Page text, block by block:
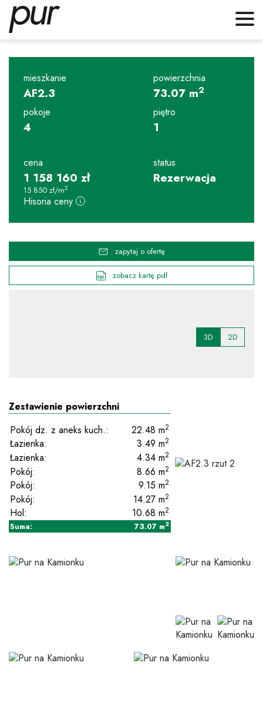
mieszkanie
AF2.3
powierzchnia
73.07 m2
pokoje
4
piętro
1
cena
1 158 160 zł
15 850 zł/m2
Hisoria ceny
status
Rezerwacja
zapytaj o ofertę
zobacz kartę pdf
3D 2D
Zestawienie powierzchni
Pokój dz. z aneks kuch.:
22.48m2
Łazienka: 3.49m2
Łazienka: 4.34m2
Pokój: 8.66m2
Pokój: 9.15m2
Pokój: 14.27m2
Hol: 10.68m2
Suma: 73.07 m2